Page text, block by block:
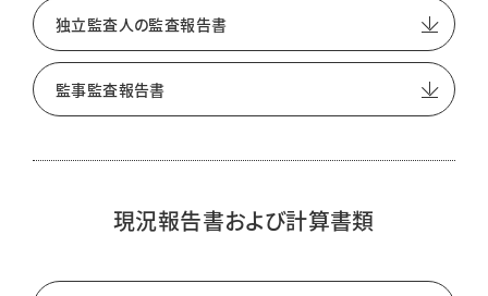
独立監査人の監査報告書
監事監査報告書
現況報告書および計算書類